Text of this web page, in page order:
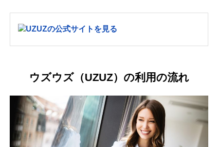
UZUZの公式サイトを見る
ウズウズ（UZUZ）の利用の流れ